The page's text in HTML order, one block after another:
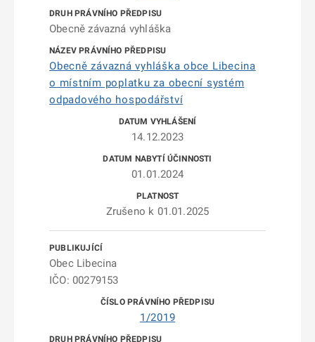
Obecně závazná vyhláška
Obecně závazná vyhláška obce Libecina
o místním poplatku za obecní systém
odpadového hospodářství
14.12.2023
01.01.2024
Zrušeno k 01.01.2025
Obec Libecina
IČO: 00279153
1/2019